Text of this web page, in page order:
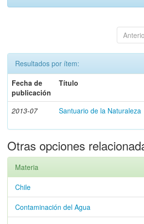
Resultados por ítem:
Fecha de
publicación
Título
2013-07 Santuario de la Naturaleza
Otras opciones
Materia
Chile
Contaminación del Agua